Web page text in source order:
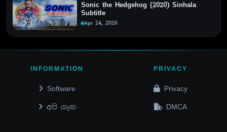
Sonic the Hedgehog (2020) Sinhala
Subtitle
Apr 24, 2026
INFORMATION
Software
අපි ගැන
PRIVACY
Privacy
DMCA